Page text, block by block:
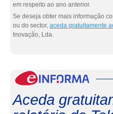
em respeito ao ano anterior.
Se deseja obter mais informação
ou do sector, aceda gratuitamente
Inovação, Lda.
Aceda